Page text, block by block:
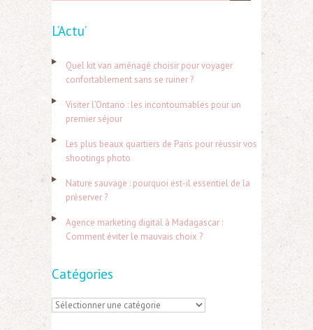
h
r
:
L’Actu’
Quel kit van aménagé choisir pour voyager
confortablement sans se ruiner ?
Visiter l’Ontario : les incontournables pour un
premier séjour
Les plus beaux quartiers de Paris pour réussir vos
shootings photo
Nature sauvage : pourquoi est-il essentiel de la
préserver ?
Agence marketing digital à Madagascar :
Comment éviter le mauvais choix ?
Catégories
C